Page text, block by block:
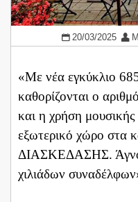
20/03/2025
«Με νέα εγκύκλιο
καθορίζονται ο
και η χρήση
εξωτερικό χώρο στα
ΔΙΑΣΚΕΔΑΣΗΣ.
χιλιάδων